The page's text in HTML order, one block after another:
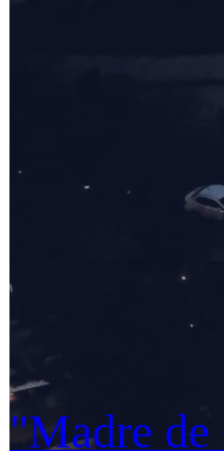
"Madre